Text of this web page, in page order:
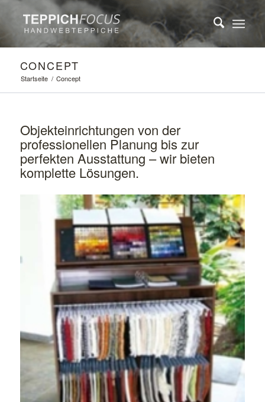
CONCEPT
Startseite / Concept
Objekteinrichtungen von der
professionellen Planung bis zur
perfekten Ausstattung – wir bieten
komplette Lösungen.